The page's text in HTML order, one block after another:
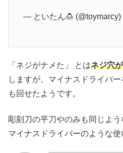
— といたん🍮 (@toymarcy)
「ネジがナメた」 とはネジ穴
しますが、マイナスドライバ
も回せたようです。
彫刻刀の平刀やのみも同じよう
マイナスドライバーのような使